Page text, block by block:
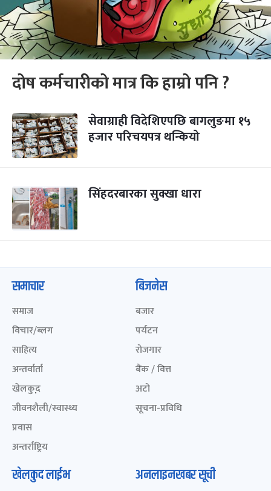
दोष कर्मचारीको मात्र कि हाम्रो पनि ?
सेवाग्राही विदेशिएपछि बागलुङमा १५
हजार परिचयपत्र थन्कियो
सिंहदरबारका सुक्खा धारा
समाचार
समाज
विचार/ब्लग
साहित्य
अन्तर्वार्ता
खेलकुद़़
जीवनशैली/स्वास्थ्य
प्रवास
अन्तर्राष्ट्रिय
बिजनेस
बजार
पर्यटन
रोजगार
बैंक / वित्त
अटो
सूचना-प्रविधि
खेलकुद लाईभ अनलाइनखबर सूची